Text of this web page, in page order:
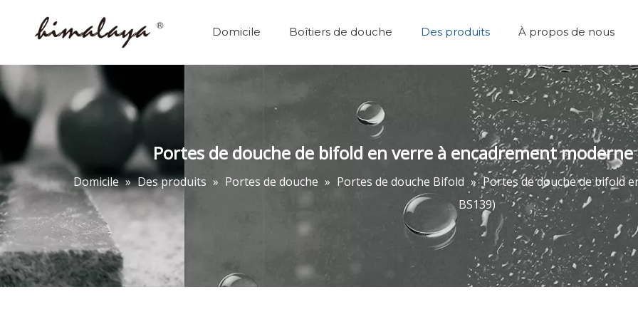
Domicile Boîtiers de douche Des produits À propos de nous
Portes de douche de bifold en verre à encadrement moderne
Domicile » Des produits » Portes de douche » Portes de douche Bifold » Portes de douche de bifold
BS139)